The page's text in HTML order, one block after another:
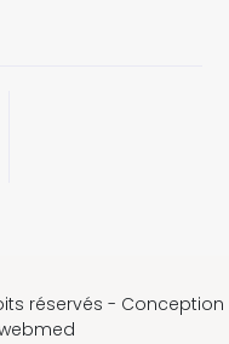
réservés - Conception